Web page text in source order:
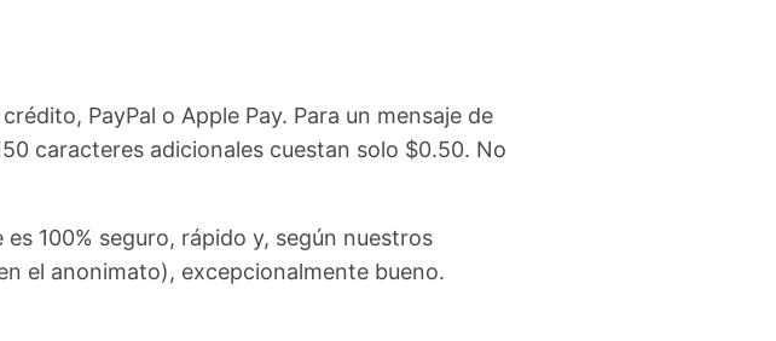
PayPal o Apple Pay. Para un mensaje de
caracteres adicionales cuestan solo $0.50. No
100% seguro, rápido y, según nuestros
el anonimato), excepcionalmente bueno.